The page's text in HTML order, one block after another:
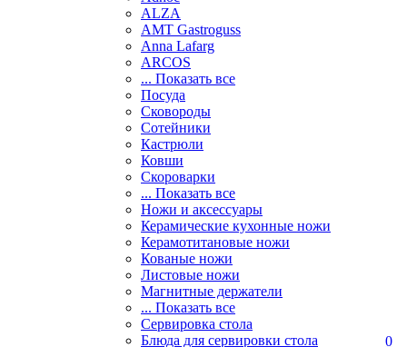
ALZA
AMT Gastroguss
Anna Lafarg
ARCOS
... Показать все
Посуда
Сковороды
Сотейники
Кастрюли
Ковши
Скороварки
... Показать все
Ножи и аксессуары
Керамические кухонные ножи
Керамотитановые ножи
Кованые ножи
Листовые ножи
Магнитные держатели
... Показать все
Сервировка стола
Блюда для сервировки стола
0